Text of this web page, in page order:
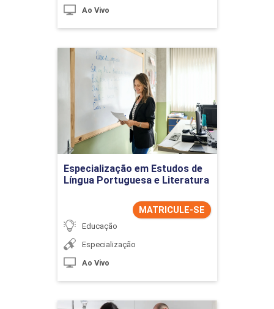
Ao Vivo
Especialização em Estudos de
Língua Portuguesa e Literatura
MATRICULE-SE
Educação
Especialização
Ao Vivo
Especialização em Estudos
de Língua Portuguesa e
Detalhes do curso